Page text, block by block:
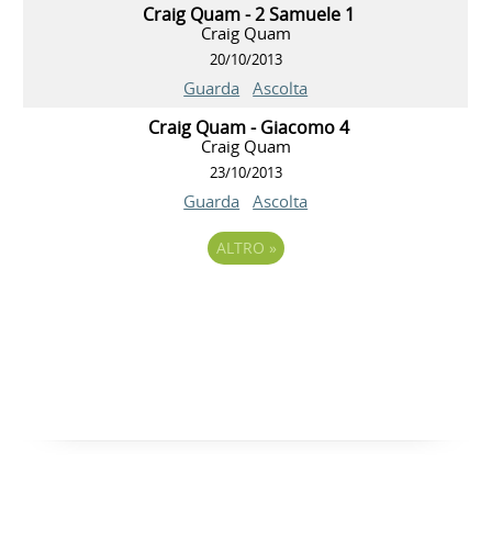
Craig Quam - 2 Samuele 1
Craig Quam
20/10/2013
Guarda Ascolta
Craig Quam - Giacomo 4
Craig Quam
23/10/2013
Guarda Ascolta
ALTRO »